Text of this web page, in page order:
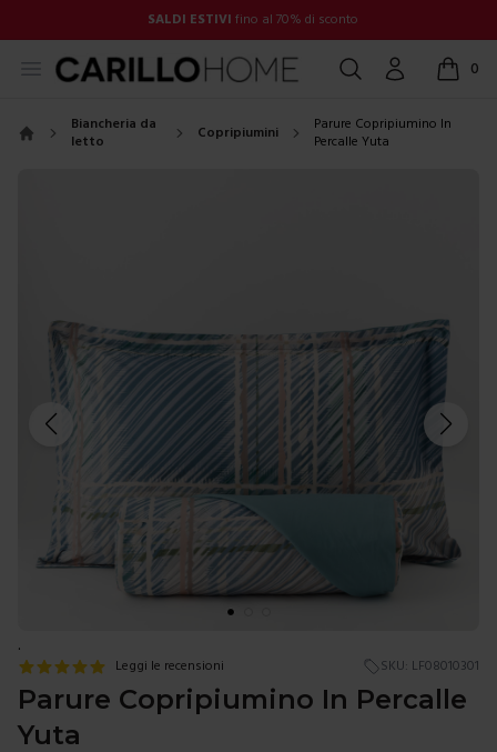
SALDI ESTIVI fino al 70% di sconto
Open menu Cerca Account 0
items
Biancheria da
letto
Copripiumini
Parure Copripiumino In
Percalle Yuta
.
Leggi le recensioni SKU: LF08010301
Parure Copripiumino In Percalle
Yuta